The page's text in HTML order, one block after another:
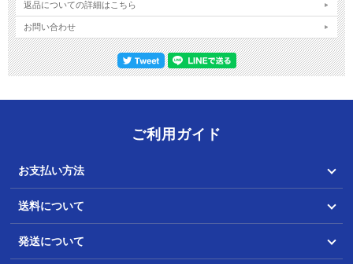
返品についての詳細はこちら
お問い合わせ
ご利用ガイド
お支払い方法
送料について
発送について